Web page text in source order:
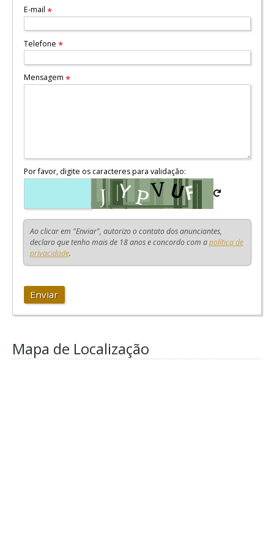
E-mail *
Telefone *
Mensagem *
Por favor, digite os caracteres para validação:
Ao clicar em "Enviar", autorizo o contato dos anunciantes,
declaro que tenho mais de 18 anos e concordo com apolítica de
privacidade.
Enviar
Mapa de Localização